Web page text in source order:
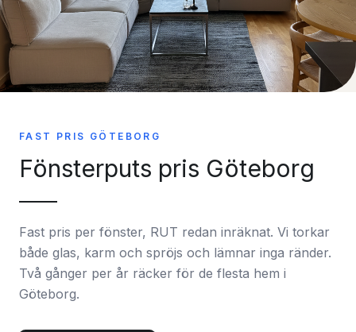
FAST PRIS GÖTEBORG
Fönsterputs pris Göteborg
Fast pris per fönster, RUT redan inräknat. Vi torkar
både glas, karm och spröjs och lämnar inga ränder.
Två gånger per år räcker för de flesta hem i
Göteborg.